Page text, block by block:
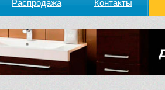
Распродажа Контакты